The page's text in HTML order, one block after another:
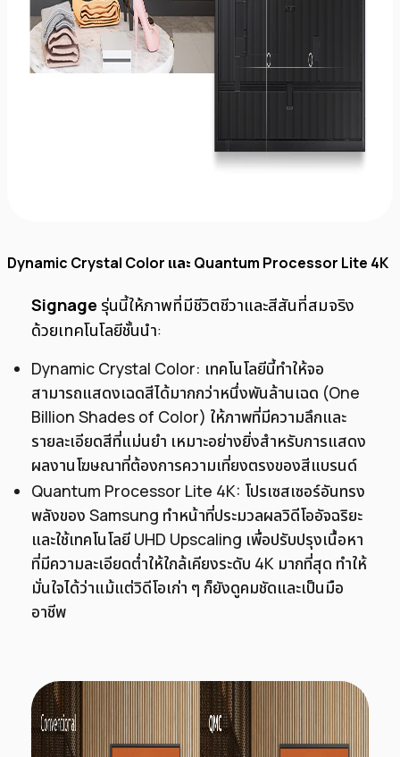
Dynamic Crystal Color และ Quantum Processor Lite 4K
Signage รุ่นนี้ให้ภาพที่มีชีวิตชีวาและสีสันที่สมจริง
ด้วยเทคโนโลยีชั้นนำ:
Dynamic Crystal Color: เทคโนโลยีนี้ทำให้จอ
สามารถแสดงเฉดสีได้มากกว่าหนึ่งพันล้านเฉด (One
Billion Shades of Color) ให้ภาพที่มีความลึกและ
รายละเอียดสีที่แม่นยำ เหมาะอย่างยิ่งสำหรับการแสดง
ผลงานโฆษณาที่ต้องการความเที่ยงตรงของสีแบรนด์
Quantum Processor Lite 4K: โปรเซสเซอร์อันทรง
พลังของ Samsung ทำหน้าที่ประมวลผลวิดีโออัจฉริยะ
และใช้เทคโนโลยี UHD Upscaling เพื่อปรับปรุงเนื้อหา
ที่มีความละเอียดต่ำให้ใกล้เคียงระดับ 4K มากที่สุด ทำให้
มั่นใจได้ว่าแม้แต่วิดีโอเก่า ๆ ก็ยังดูคมชัดและเป็นมือ
อาชีพ